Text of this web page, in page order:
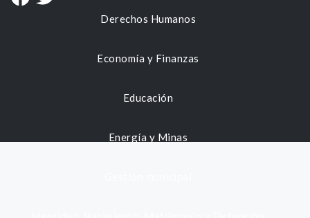
Derechos Humanos
Economía y Finanzas
Educación
Energía y Minas